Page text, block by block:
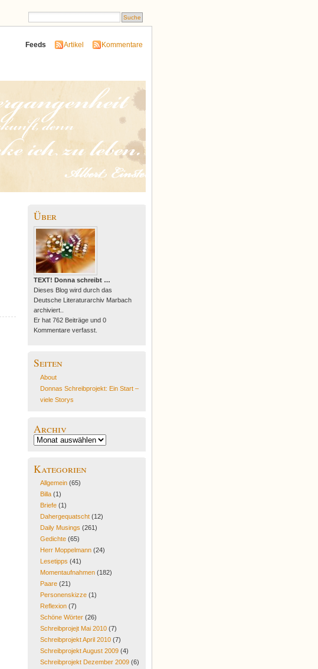
Feeds Artikel Kommentare
Über
TEXT! Donna schreibt …
Dieses Blog wird durch das
Deutsche Literaturarchiv Marbach
archiviert..
Er hat 762 Beiträge und 0
Kommentare verfasst.
Seiten
About
Donnas Schreibprojekt: Ein Start –
viele Storys
Archiv
Archiv
Kategorien
Allgemein(65)
Billa(1)
Briefe(1)
Dahergequatscht(12)
Daily Musings (261)
Gedichte(65)
Herr Moppelmann(24)
Lesetipps (41)
Momentaufnahmen(182)
Paare(21)
Personenskizze(1)
Reflexion(7)
Schöne Wörter(26)
Schreibprojejt Mai 2010(7)
Schreibprojekt April 2010(7)
Schreibprojekt August 2009(4)
Schreibprojekt Dezember 2009(6)